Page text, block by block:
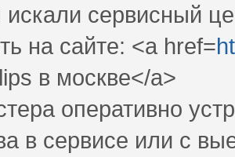
сервисный
на сайте: <a href=
в москве</a>
оперативно
в сервисе или с